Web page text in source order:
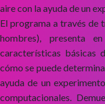
aire con la ayuda de un
El programa a través de
hombres), presenta
características básicas
cómo se puede
ayuda de un
computacionales.